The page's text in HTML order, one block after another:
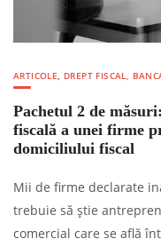
ARTICOLE, DREPT FISCAL,
Pachetul 2 de
fiscală a unei firme
domiciliului fiscal
Mii de firme declarate
trebuie să știe
comercial care se află